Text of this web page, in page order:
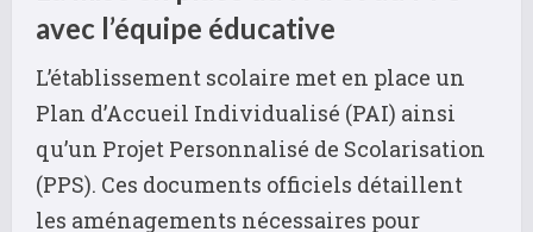
avec l’équipe éducative
L’établissement scolaire met en place un
Plan d’Accueil Individualisé (PAI) ainsi
qu’un Projet Personnalisé de Scolarisation
(PPS). Ces documents officiels détaillent
les aménagements nécessaires pour